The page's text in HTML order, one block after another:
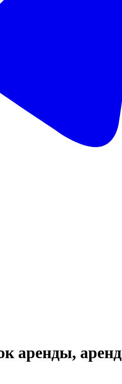
аренды,